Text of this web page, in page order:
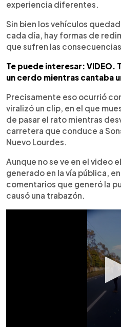
experiencia diferentes.
Sin bien los vehículos
cada día, hay formas de
que sufren las
Te puede interesar:
un cerdo mientras cantaba
Precisamente eso ocurrió
viralizó un clip, en el que
de pasar el rato mientras
carretera que conduce a
Nuevo Lourdes.
Aunque no se ve en el video
generado en la vía pública,
comentarios que generó la
causó una trabazón.